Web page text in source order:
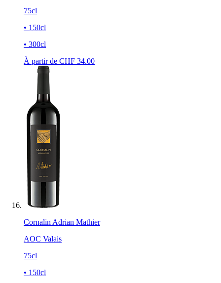
75cl
• 150cl
• 300cl
À partir de CHF 34.00
Cornalin Adrian Mathier
AOC Valais
75cl
• 150cl